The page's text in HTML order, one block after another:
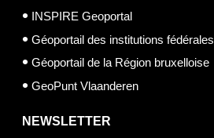
INSPIRE Geoportal
Géoportail des institutions fédérales
Géoportail de la Région bruxelloise
GeoPunt Vlaanderen
NEWSLETTER